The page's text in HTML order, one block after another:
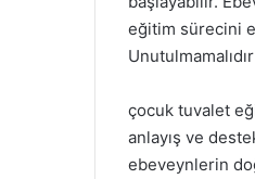
eğitim sürecini
çocuk tuvalet
anlayış ve
ebeveynlerin